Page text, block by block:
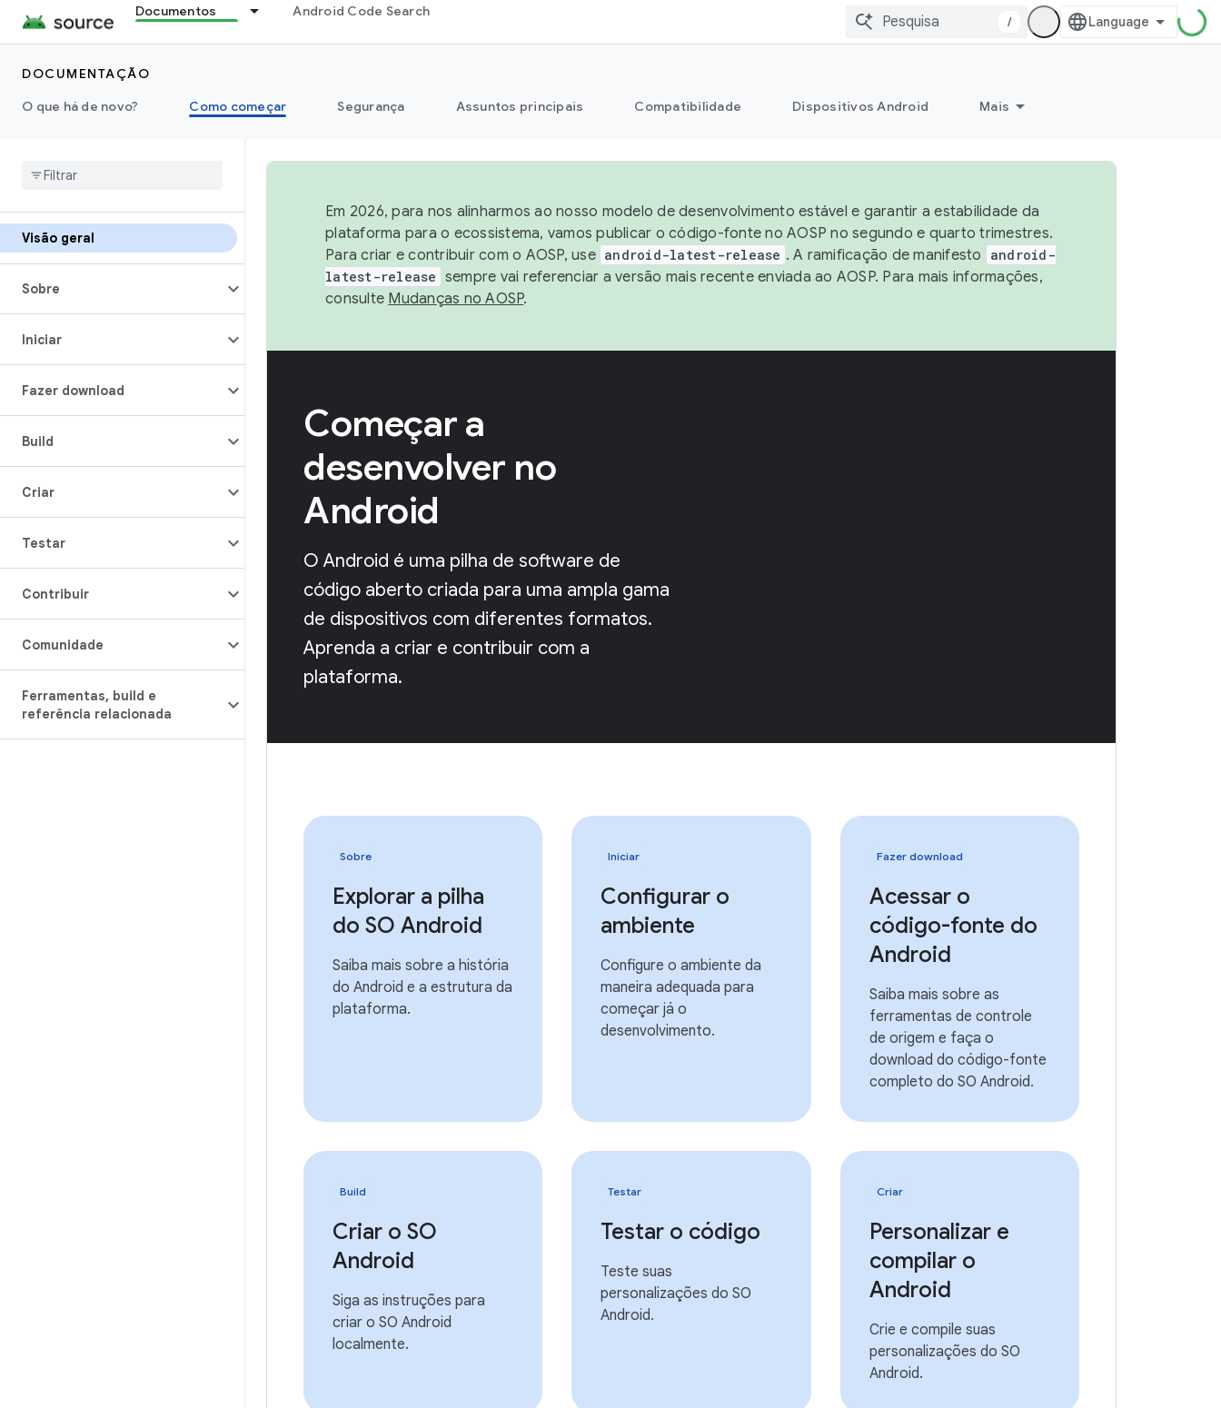
Documentos Android Code Search
/
DOCUMENTAÇÃO
O que há de novo?
Como começar Segurança Assuntos principais Compatibilidade Dispositivos Android Mais
Visão geral
Sobre
Iniciar
Fazer download
Build
Criar
Testar
Contribuir
Comunidade
Ferramentas, build e
referência relacionada
Em 2026, para nos alinharmos ao nosso modelo de desenvolvimento estável e garantir a estabilidade da
plataforma para o ecossistema, vamos publicar o código-fonte no AOSP no segundo e quarto trimestres.
Para criar e contribuir com o AOSP, use android-latest-release . A ramificação de manifesto
android-
latest-release sempre vai referenciar a versão mais recente enviada ao AOSP. Para mais informações,
consulte Mudanças no AOSP.
Começar a
desenvolver no
Android
O Android é uma pilha de software de
código aberto criada para uma ampla gama
de dispositivos com diferentes formatos.
Aprenda a criar e contribuir com a
plataforma.
Sobre
Explorar a pilha
do SO Android
Saiba mais sobre a história
do Android e a estrutura da
plataforma.
Iniciar
Configurar o
ambiente
Configure o ambiente da
maneira adequada para
começar já o
desenvolvimento.
Fazer download
Acessar o
código-fonte do
Android
Saiba mais sobre as
ferramentas de controle
de origem e faça o
download do código-fonte
completo do SO Android.
Build
Criar o SO
Android
Siga as instruções para
criar o SO Android
localmente.
Testar
Testar o código
Teste suas
personalizações do SO
Android.
Criar
Personalizar e
compilar o
Android
Crie e compile suas
personalizações do SO
Android.